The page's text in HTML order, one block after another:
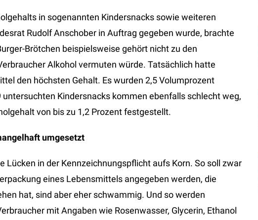
in sogenannten Kindersnacks sowie weiteren
Rudolf Anschober in Auftrag gegeben wurde, brachte
Brötchen beispielsweise gehört nicht zu den
Alkohol vermuten würde. Tatsächlich hatte
den höchsten Gehalt. Es wurden 2,5 Volumprozent
Kindersnacks kommen ebenfalls schlecht weg,
von bis zu 1,2 Prozent festgestellt.
umgesetzt
Lücken in der Kennzeichnungspflicht aufs Korn. So soll zwar
eines Lebensmittels angegeben werden, die
hat, sind aber eher schwammig. Und so werden
mit Angaben wie Rosenwasser, Glycerin, Ethanol